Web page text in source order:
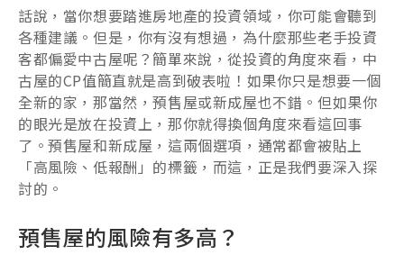
話說，當你想要踏進房地產的投資領域，你可能會聽到
各種建議。但是，你有沒有想過，為什麼那些老手投資
客都偏愛中古屋呢？簡單來說，從投資的角度來看，中
古屋的CP值簡直就是高到破表啦！如果你只是想要一個
全新的家，那當然，預售屋或新成屋也不錯。但如果你
的眼光是放在投資上，那你就得換個角度來看這回事
了。預售屋和新成屋，這兩個選項，通常都會被貼上
「高風險、低報酬」的標籤，而這，正是我們要深入探
討的。
預售屋的風險有多高？